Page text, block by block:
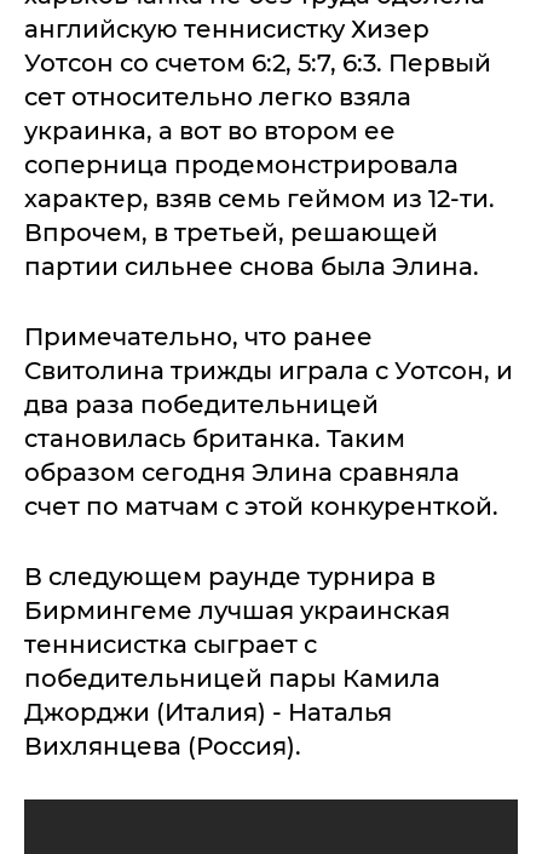
английскую теннисистку Хизер
Уотсон со счетом 6:2, 5:7, 6:3. Первый
сет относительно легко взяла
украинка, а вот во втором ее
соперница продемонстрировала
характер, взяв семь геймом из 12-ти.
Впрочем, в третьей, решающей
партии сильнее снова была Элина.
Примечательно, что ранее
Свитолина трижды играла с Уотсон, и
два раза победительницей
становилась британка. Таким
образом сегодня Элина сравняла
счет по матчам с этой конкуренткой.
В следующем раунде турнира в
Бирмингеме лучшая украинская
теннисистка сыграет с
победительницей пары Камила
Джорджи (Италия) - Наталья
Вихлянцева (Россия).